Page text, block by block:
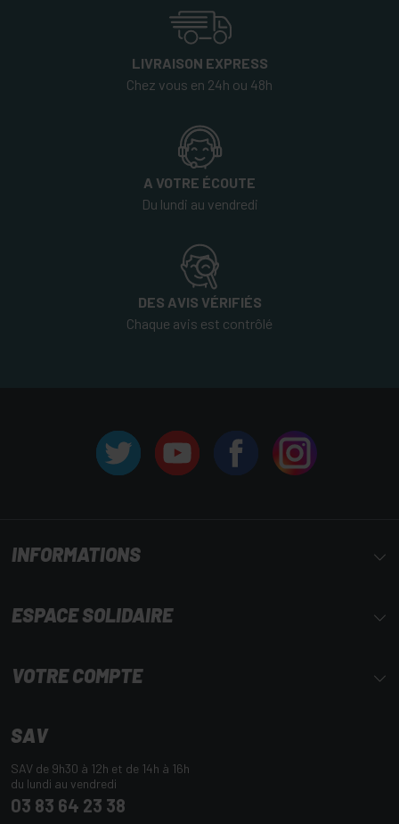
LIVRAISON EXPRESS
Chez vous en 24h ou 48h
A VOTRE ÉCOUTE
Du lundi au vendredi
DES AVIS VÉRIFIÉS
Chaque avis est contrôlé
INFORMATIONS
ESPACE SOLIDAIRE
VOTRE COMPTE
SAV
SAV de 9h30 à 12h et de 14h à 16h
du lundi au vendredi
03 83 64 23 38